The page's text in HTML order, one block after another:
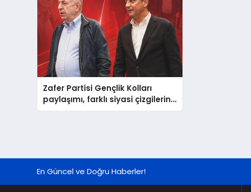
Zafer Partisi Gençlik Kolları
paylaşımı, farklı siyasi çizgilerin
ortak tehdide karşı birleşmesi
En Güncel ve Doğru Haberler!